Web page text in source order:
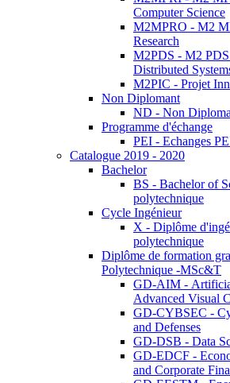
Computer Science
M2MPRO - M2
Research
M2PDS - M2 PDS
Distributed
M2PIC - Projet
Non Diplomant
ND - Non
Programme d'échange
PEI - Echanges
Catalogue 2019 - 2020
Bachelor
BS - Bachelor of
polytechnique
Cycle Ingénieur
X - Diplôme
polytechnique
Diplôme de formation
Polytechnique -MSc&T
GD-AIM -
Advanced Visual
GD-CYBSEC -
and Defenses
GD-DSB - Data
GD-EDCF -
and Corporate